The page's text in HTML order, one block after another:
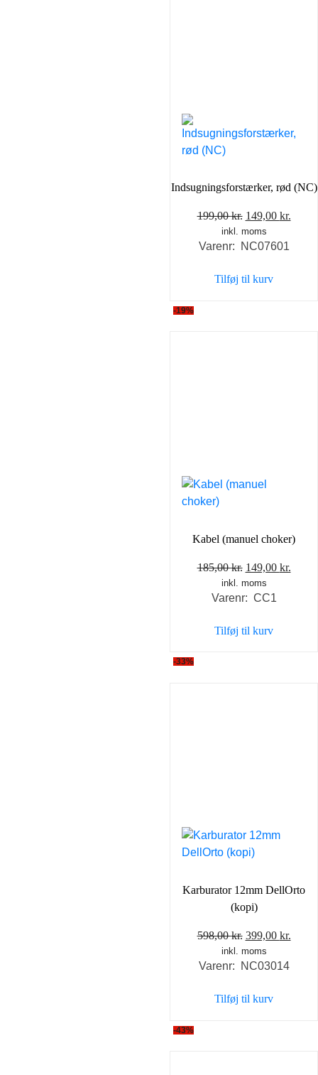
Indsugningsforstærker, rød (NC)
199,00kr. Den
oprindelige
pris
199,00 kr..
149,00 kr.
inkl. moms
Varenr: NC07601
Tilføj til kurv
-19%
Kabel (manuel choker)
185,00kr. Den
oprindelige
pris
185,00 kr..
149,00 kr.
inkl. moms
Varenr: CC1
Tilføj til kurv
-33%
Karburator 12mm DellOrto
(kopi)
598,00kr. Den
oprindelige
pris
598,00 kr..
399,00 kr.
inkl. moms
Varenr: NC03014
Tilføj til kurv
-43%